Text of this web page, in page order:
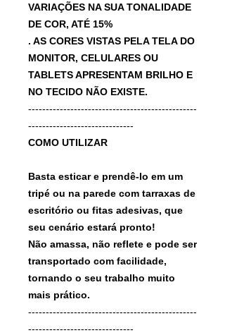
VARIAÇÕES NA SUA TONALIDADE
DE COR, ATÉ 15%
. AS CORES VISTAS PELA TELA DO
MONITOR, CELULARES OU
TABLETS APRESENTAM BRILHO E
NO TECIDO NÃO EXISTE.
------------------------------------------------
------------------------------
COMO UTILIZAR
Basta esticar e prendê-lo em um
tripé ou na parede com tarraxas de
escritório ou fitas adesivas, que
seu cenário estará pronto!
Não amassa, não reflete e pode ser
transportado com facilidade,
tornando o seu trabalho muito
mais prático.
------------------------------------------------
------------------------------